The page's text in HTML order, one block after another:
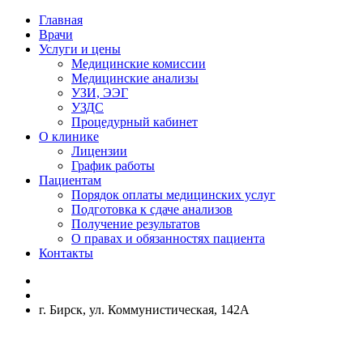
Главная
Врачи
Услуги и цены
Медицинские комиссии
Медицинские анализы
УЗИ, ЭЭГ
УЗДС
Процедурный кабинет
О клинике
Лицензии
График работы
Пациентам
Порядок оплаты медицинских услуг
Подготовка к сдаче анализов
Получение результатов
О правах и обязанностях пациента
Контакты
г. Бирск, ул. Коммунистическая, 142А